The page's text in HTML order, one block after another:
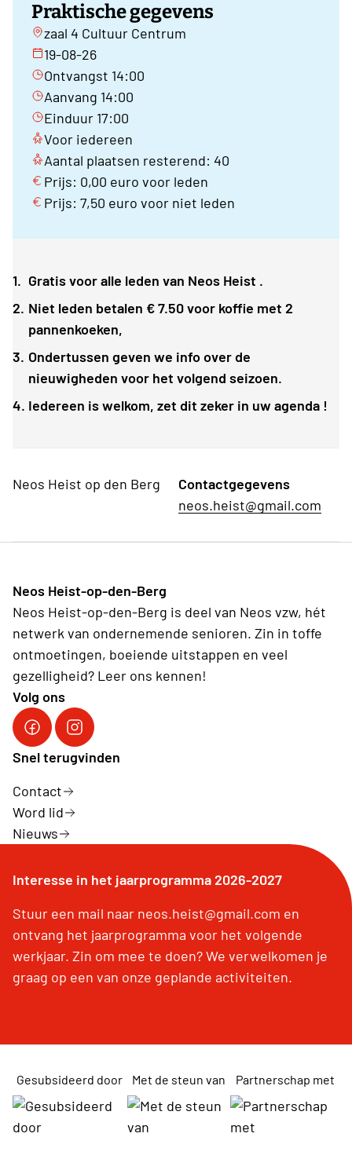
Praktische gegevens
zaal 4 Cultuur Centrum
19-08-26
Ontvangst 14:00
Aanvang 14:00
Einduur 17:00
Voor iedereen
Aantal plaatsen resterend: 40
Prijs: 0,00 euro voor leden
Prijs: 7,50 euro voor niet leden
Gratis voor alle leden van Neos Heist .
Niet leden betalen € 7.50 voor koffie met 2
pannenkoeken,
Ondertussen geven we info over de
nieuwigheden voor het volgend seizoen.
Iedereen is welkom, zet dit zeker in uw agenda !
Neos Heist op den Berg
Contactgegevens
neos.heist@gmail.com
Neos Heist-op-den-Berg
Neos Heist-op-den-Berg is deel van Neos vzw, hét
netwerk van ondernemende senioren. Zin in toffe
ontmoetingen, boeiende uitstappen en veel
gezelligheid? Leer ons kennen!
Volg ons
Volg ons op Facebook
Volg ons op Instagram
Snel terugvinden
Contact
Word lid
Nieuws
Interesse in het jaarprogramma 2026-2027
Stuur een mail naar neos.heist@gmail.com en
ontvang het jaarprogramma voor het volgende
werkjaar. Zin om mee te doen? We verwelkomen je
graag op een van onze geplande activiteiten.
Gesubsideerd door Met de steun van Partnerschap met